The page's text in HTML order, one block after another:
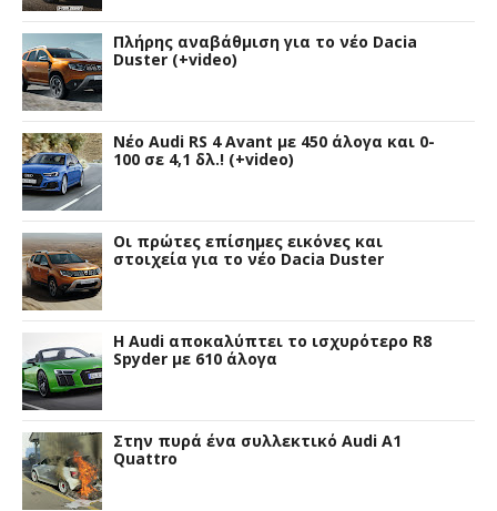
Πλήρης αναβάθμιση για το νέο Dacia
Duster (+video)
Νέο Audi RS 4 Avant με 450 άλογα και 0-
100 σε 4,1 δλ.! (+video)
Οι πρώτες επίσημες εικόνες και
στοιχεία για το νέο Dacia Duster
Η Audi αποκαλύπτει το ισχυρότερο R8
Spyder με 610 άλογα
Στην πυρά ένα συλλεκτικό Audi A1
Quattro